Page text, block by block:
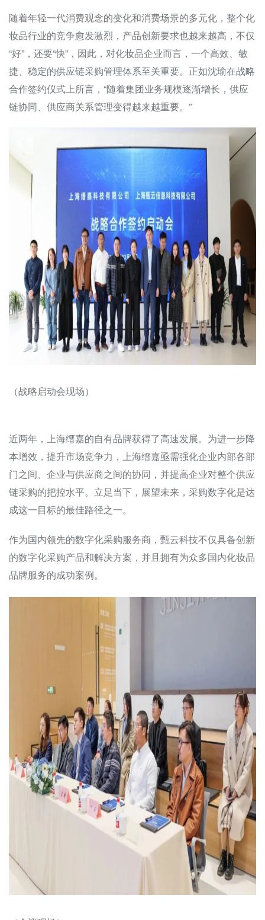
随着年轻一代消费观念的变化和消费场景的多元化，整个化
妆品行业的竞争愈发激烈，产品创新要求也越来越高，不仅
“好”，还要“快”，因此，对化妆品企业而言，一个高效、敏
捷、稳定的供应链采购管理体系至关重要。正如沈瑜在战略
合作签约仪式上所言，“随着集团业务规模逐渐增长，供应
链协同、供应商关系管理变得越来越重要。”
（战略启动会现场）
近两年，上海缙嘉的自有品牌获得了高速发展。为进一步降
本增效，提升市场竞争力，上海缙嘉亟需强化企业内部各部
门之间、企业与供应商之间的协同，并提高企业对整个供应
链采购的把控水平。立足当下，展望未来，采购数字化是达
成这一目标的最佳路径之一。
作为国内领先的数字化采购服务商，甄云科技不仅具备创新
的数字化采购产品和解决方案，并且拥有为众多国内化妆品
品牌服务的成功案例。